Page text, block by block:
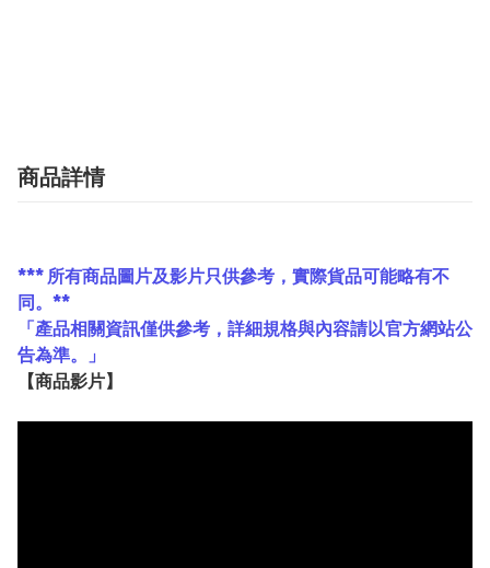
商品詳情
*** 所有商品圖片及影片只供參考，實際貨品可能略有不
同。**
「產品相關資訊僅供參考，詳細規格與內容請以官方網站公
告為準。」
【商品影片】